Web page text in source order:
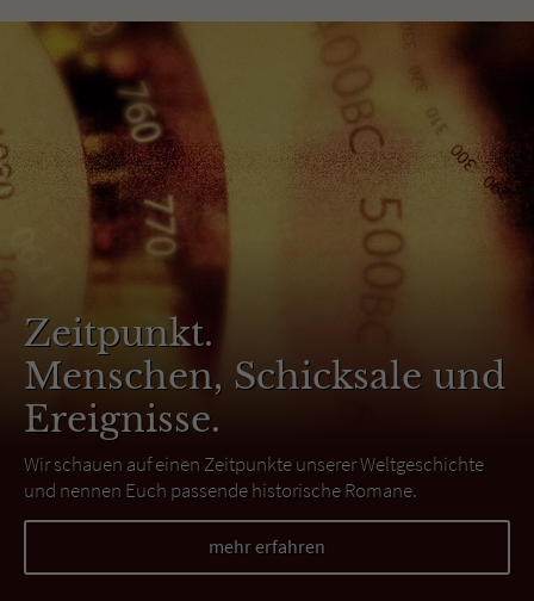
Zeitpunkt.
Menschen, Schicksale und
Ereignisse.
Wir schauen auf einen Zeitpunkte unserer Weltgeschichte
und nennen Euch passende historische Romane.
mehr erfahren